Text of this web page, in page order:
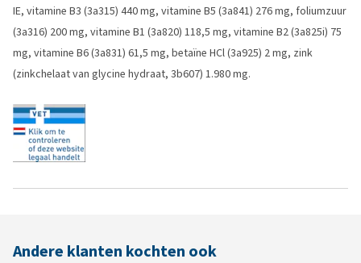
IE, vitamine B3 (3a315) 440 mg, vitamine B5 (3a841) 276 mg, foliumzuur
(3a316) 200 mg, vitamine B1 (3a820) 118,5 mg, vitamine B2 (3a825i) 75
mg, vitamine B6 (3a831) 61,5 mg, betaïne HCl (3a925) 2 mg, zink
(zinkchelaat van glycine hydraat, 3b607) 1.980 mg.
Andere klanten kochten ook